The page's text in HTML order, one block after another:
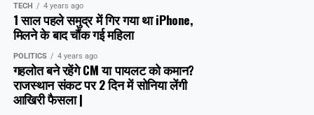
TECH 4 years ago
1 साल पहले समुद्र में गिर गया था iPhone,
मिलने के बाद चौंक गई महिला
POLITICS 4 years ago
गहलोत बने रहेंगे CM या पायलट को कमान?
राजस्थान संकट पर 2 दिन में सोनिया लेंगी
आखिरी फैसला |